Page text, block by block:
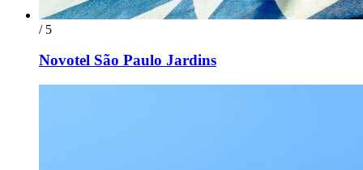
/ 5
Novotel São Paulo Jardins